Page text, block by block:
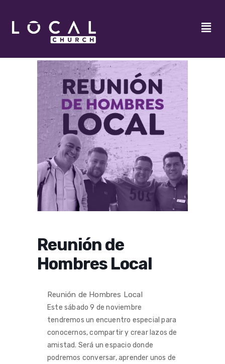
Reunión de
Hombres Local
Reunión de Hombres Local
Este sábado 9 de noviembre
tendremos un encuentro especial para
conocernos, compartir y crear lazos de
amistad. Será un espacio donde
podremos conversar, aprender unos de